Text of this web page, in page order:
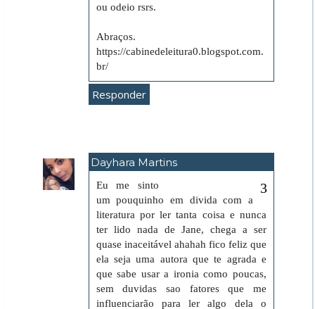
ou odeio rsrs.
Abraços.
https://cabinedeleitura0.blogspot.com.
br/
Responder
Dayhara Martins
Eu me sinto
um pouquinho em divida com a
literatura por ler tanta coisa e nunca
ter lido nada de Jane, chega a ser
quase inaceitável ahahah fico feliz que
ela seja uma autora que te agrada e
que sabe usar a ironia como poucas,
sem duvidas sao fatores que me
influenciarão para ler algo dela o